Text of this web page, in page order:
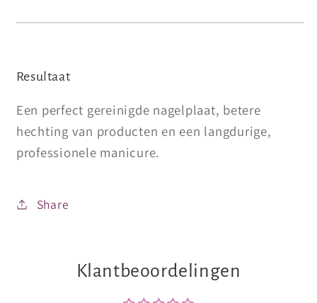
Resultaat
Een perfect gereinigde nagelplaat, betere
hechting van producten en een langdurige,
professionele manicure.
Share
Klantbeoordelingen